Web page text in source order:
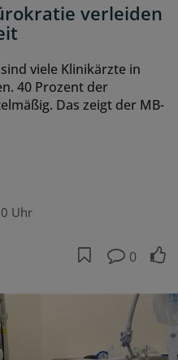
verleiden
viele Klinikärzte in
40 Prozent der
Das zeigt der MB-
Uhr
0